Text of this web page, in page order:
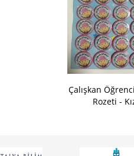
Çalışkan
Rozeti -